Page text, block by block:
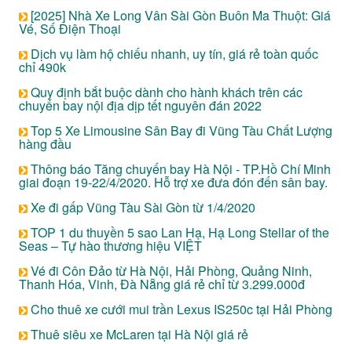
[2025] Nhà Xe Long Vân Sài Gòn Buôn Ma Thuột: Giá
Vé, Số Điện Thoại
Dịch vụ làm hộ chiếu nhanh, uy tín, giá rẻ toàn quốc
chỉ 490k
Quy định bắt buộc dành cho hành khách trên các
chuyến bay nội địa dịp tết nguyên đán 2022
Top 5 Xe Limousine Sân Bay đi Vũng Tàu Chất Lượng
hàng đầu
Thông báo Tăng chuyến bay Hà Nội - TP.Hồ Chí Minh
giai đoạn 19-22/4/2020. Hỗ trợ xe đưa đón đến sân bay.
Xe đi gấp Vũng Tàu Sài Gòn từ 1/4/2020
TOP 1 du thuyền 5 sao Lan Hạ, Hạ Long Stellar of the
Seas – Tự hào thương hiệu VIỆT
Vé đi Côn Đảo từ Hà Nội, Hải Phòng, Quảng Ninh,
Thanh Hóa, Vinh, Đà Nẵng giá rẻ chỉ từ 3.299.000đ
Cho thuê xe cưới mui trần Lexus IS250c tại Hải Phòng
Thuê siêu xe McLaren tại Hà Nội giá rẻ